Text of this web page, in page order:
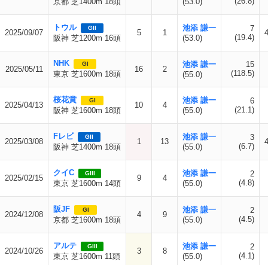
2025/09/07
トウル GII
阪神 芝1200m 16頭
5 1
池添 謙一
(53.0)
7
(19.4)
2025/05/11
NHK GI
東京 芝1600m 18頭
16 2
池添 謙一
(55.0)
15
(118.5)
2025/04/13
桜花賞 GI
阪神 芝1600m 18頭
10 4
池添 謙一
(55.0)
6
(21.1)
2025/03/08
Fレビ GII
阪神 芝1400m 18頭
1 13
池添 謙一
(55.0)
3
(6.7)
2025/02/15
クイC GIII
東京 芝1600m 14頭
9 4
池添 謙一
(55.0)
2
(4.8)
2024/12/08
阪JF GI
京都 芝1600m 18頭
4 9
池添 謙一
(55.0)
2
(4.5)
2024/10/26
アルテ GIII
東京 芝1600m 11頭
3 8
池添 謙一
(55.0)
2
(4.1)